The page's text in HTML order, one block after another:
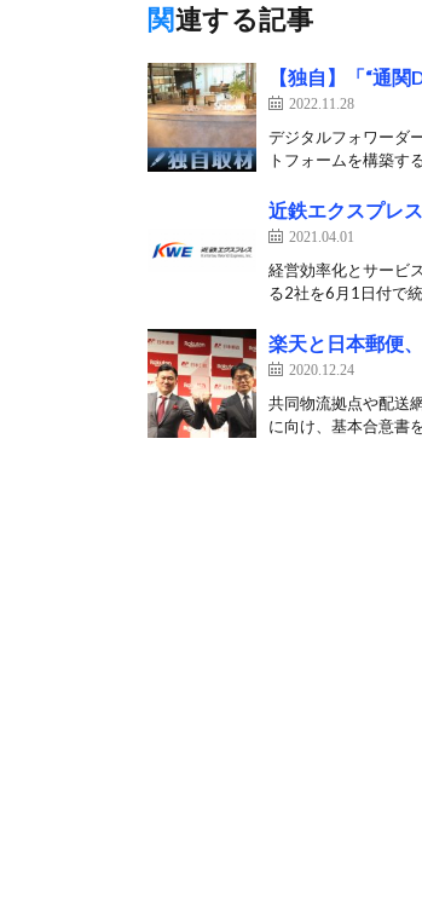
関連する記事
【独自】「“通
2022.11.28
デジタルフォワーダ
トフォームを構築す
近鉄エクスプレ
2021.04.01
経営効率化とサービ
る2社を6月1日付で
楽天と日本郵便
2020.12.24
共同物流拠点や配送
に向け、基本合意書